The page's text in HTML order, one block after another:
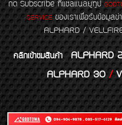
กด Subscribe ที่แชลแนลยูทูป
SERVICEของเราเพื่อรับข้อมูลข่
ALPHARD /
คลิกเข้าชมสินค้า ALPHARD
ALPHARD 30/